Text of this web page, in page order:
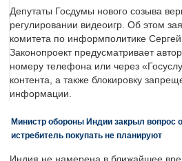
Депутаты Госдумы нового созыва
регулировании видеоигр. Об этом
комитета по информполитике
Законопроект предусматривает
номеру телефона или через
контента, а также блокировку
информации.
Министр обороны Индии закрыл вопрос
истребитель покупать не планируют